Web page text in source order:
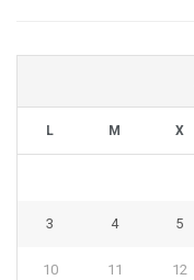
L M X
3 4 5
10 11 12